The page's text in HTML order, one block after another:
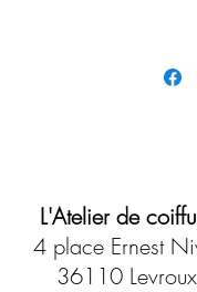
Mode
Coiffer.
L'Atelier de
4 place Ernest
36110 Levroux